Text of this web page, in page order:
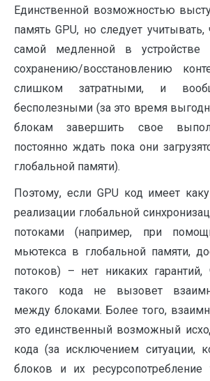
Единственной возможностью
память GPU, но следует учитывать,
самой медленной в
сохранению/восстановлению
слишком затратными, и
бесполезными (за это время
блокам завершить свое
постоянно ждать пока они
глобальной памяти).
Поэтому, если GPU код имеет
реализации глобальной
потоками (например, при
мьютекса в глобальной памяти,
потоков) – нет никаких
такого кода не вызовет
между блоками. Более того,
это единственный возможный
кода (за исключением ситуации,
блоков и их ресурсопотребление